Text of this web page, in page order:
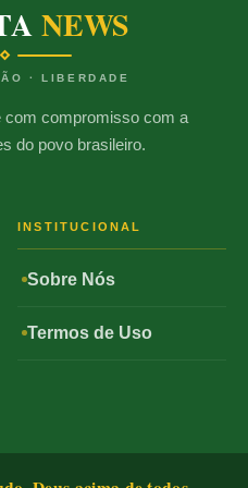
NEWS
· LIBERDADE
com compromisso com a
do povo brasileiro.
INSTITUCIONAL
Sobre Nós
Termos de Uso